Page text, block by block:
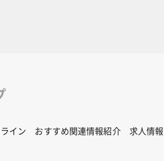
イン おすすめ関連情報紹介 求人情報